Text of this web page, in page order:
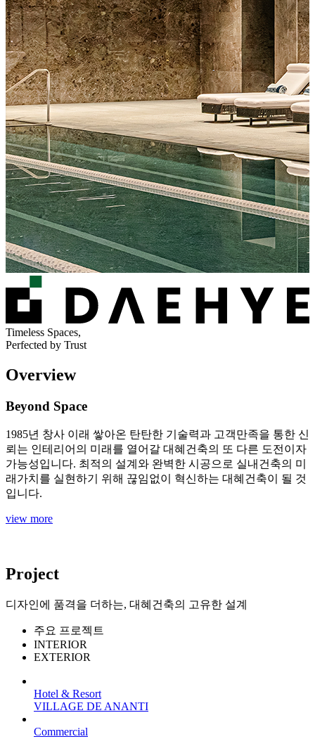
Timeless Spaces,
Perfected by Trust
Overview
Beyond Space
1985년 창사 이래 쌓아온 탄탄한 기술력과 고객만족을 통한 신
뢰는 인테리어의 미래를 열어갈 대혜건축의 또 다른 도전이자
가능성입니다. 최적의 설계와 완벽한 시공으로 실내건축의 미
래가치를 실현하기 위해 끊임없이 혁신하는 대혜건축이 될 것
입니다.
view more
Project
디자인에 품격을 더하는, 대혜건축의 고유한 설계
주요 프로젝트
INTERIOR
EXTERIOR
Hotel & Resort
VILLAGE DE ANANTI
Commercial